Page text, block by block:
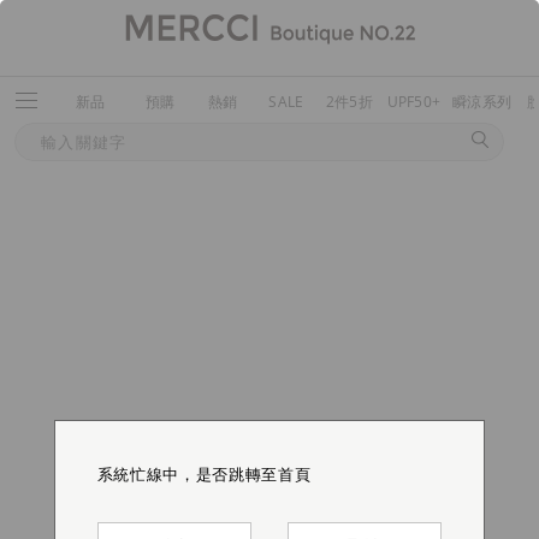
新品 預購 熱銷 SALE 2件5折 UPF50+ 瞬涼系列
系統忙線中，是否跳轉至首頁
系統忙線中，是否跳轉至首頁
系統忙線中，是否跳轉至首頁
系統忙線中，是否跳轉至首頁
系統忙線中，是否跳轉至首頁